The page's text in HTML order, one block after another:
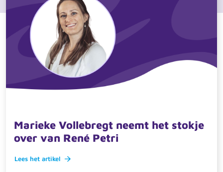
Marieke Vollebregt neemt het stokje
over van René Petri
Lees het artikel